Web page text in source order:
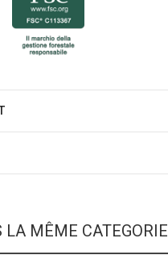
LA MÊME CATEGORIE